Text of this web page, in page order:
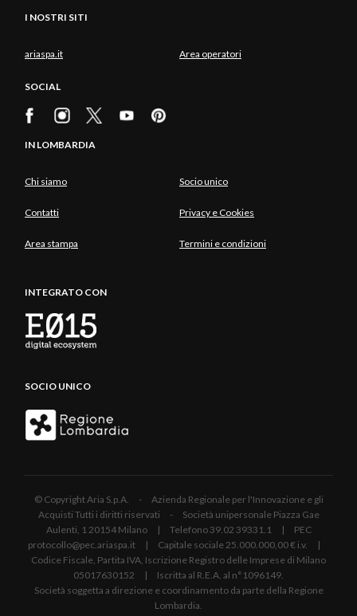
I NOSTRI SITI
ariaspa.it Area operatori
SOCIAL
IN LOMBARDIA
Chi siamo Socio unico
Contatti Privacy e Cookies
Area stampa Termini e condizioni
INTEGRATO CON
SOCIO UNICO
© Copyright Aria S.p.A. - Azienda Regionale per l'Innovazione e gli
Acquisti Tutti i diritti riservati - Società unipersonale Piazza Gae
Aulenti, 1 20154 Milano | Telefono 39.02 39331.1 | PEC
protocollo@pec.ariaspa.it | Capitale sociale 25.000.000,00 € i.v. |
Codice Fiscale, Partita IVA, Iscrizione Registro delle Imprese di Milano
05017630152 | Iscritta al R.E.A. al n°1096149.
Società soggetta a direzione e coordinamento da parte della Regione
Lombardia.